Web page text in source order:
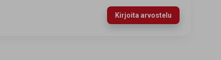
Kirjoita arvostelu